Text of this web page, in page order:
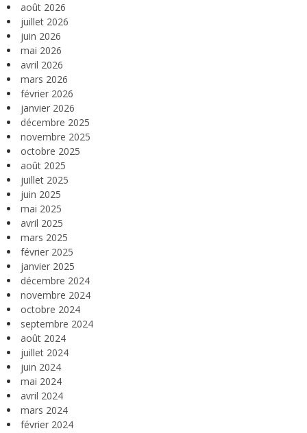
août 2026
juillet 2026
juin 2026
mai 2026
avril 2026
mars 2026
février 2026
janvier 2026
décembre 2025
novembre 2025
octobre 2025
août 2025
juillet 2025
juin 2025
mai 2025
avril 2025
mars 2025
février 2025
janvier 2025
décembre 2024
novembre 2024
octobre 2024
septembre 2024
août 2024
juillet 2024
juin 2024
mai 2024
avril 2024
mars 2024
février 2024